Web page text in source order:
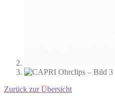
Zurück zur Übersicht